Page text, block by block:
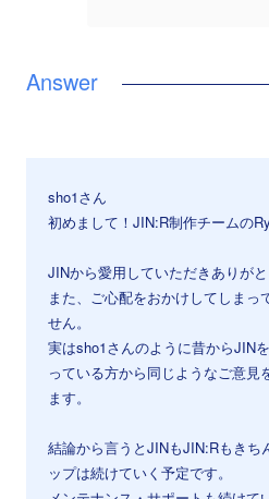
sho1さん
初めまして！JIN:R制作チームの
JINから愛用していただきありが
また、ご心配をおかけしてしまっ
せん。
実はsho1さんのように昔からJIN
っている方から同じようなご意見
ます。
結論から言うとJINもJIN:Rもきち
ップは続けていく予定です。